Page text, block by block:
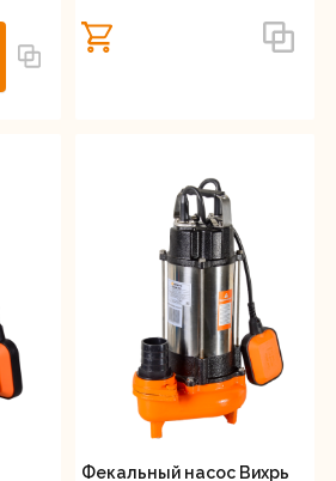
Фекальный насос Вихрь
л/мин
пропускаемых
мм
(лезвие)